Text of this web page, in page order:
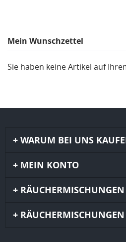
Mein Wunschzettel
Sie haben keine Artikel auf
WARUM BEI UNS
MEIN KONTO
RÄUCHERMISCHUNGEN
RÄUCHERMISCHUNGEN